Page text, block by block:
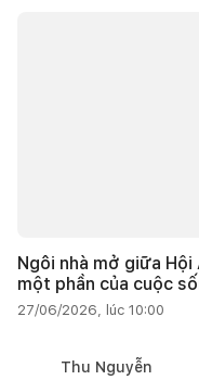
Ngôi nhà mở giữa
một phần của cuộc
27/06/2026, lúc 10:00
Thu Nguyễn